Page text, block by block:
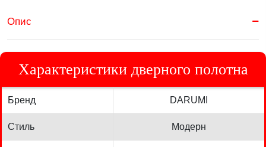
Опис
Характеристики дверного полотна
Бренд DARUMI
Стиль Модерн